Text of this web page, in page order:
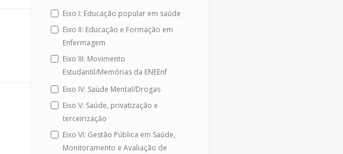
Eixo I: Educação popular em saúde
Eixo II: Educação e Formação em
Enfermagem
Eixo III: Movimento
Estudantil/Memórias da ENEEnf
Eixo IV: Saúde Mental/Drogas
Eixo V: Saúde, privatização e
terceirização
Eixo VI: Gestão Pública em Saúde,
Monitoramento e Avaliação de